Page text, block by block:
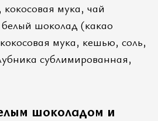
мука, чай
шоколад (какао
мука, кешью, соль,
сублимированная,
шоколадом и